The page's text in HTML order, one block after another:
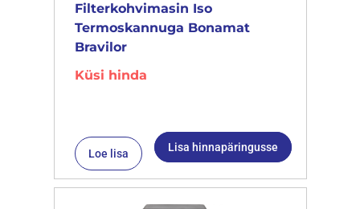
Filterkohvimasin Iso
Termoskannuga Bonamat
Bravilor
Küsi hinda
Loe lisa Lisa hinnapäringusse